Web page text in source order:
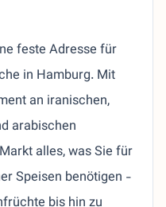
feste Adresse für
in Hamburg. Mit
an iranischen,
arabischen
alles, was Sie für
Speisen benötigen -
bis hin zu